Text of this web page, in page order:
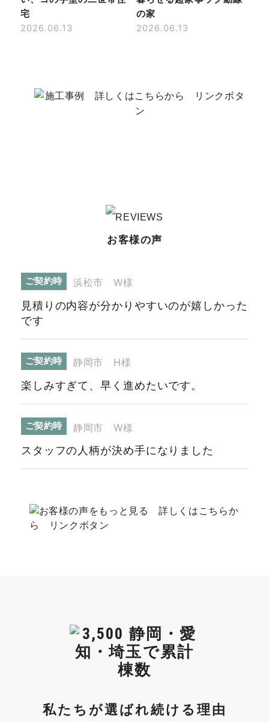
宅
2026.06.13
の家
2026.06.13
お客様の声
ご契約時 浜松市 W様
見積りの内容が分かりやすいのが嬉しかった
です
ご契約時 静岡市 H様
楽しみすぎて、早く進めたいです。
ご契約時 静岡市 W様
スタッフの人柄が決め手になりました
私たちが選ばれ続ける理由